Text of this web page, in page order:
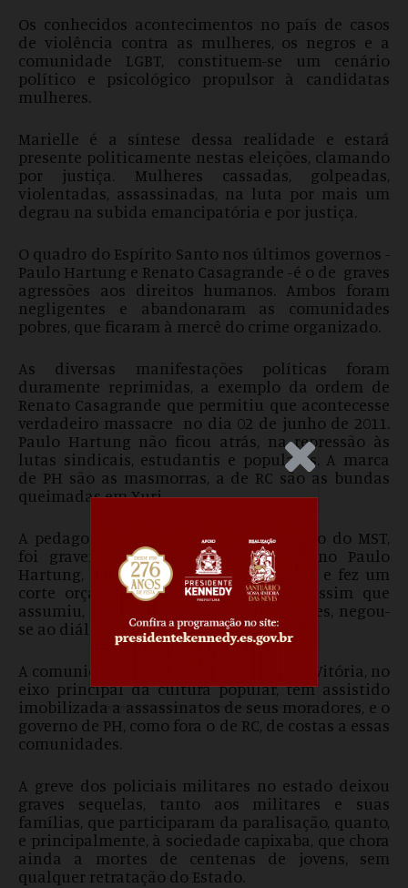
.Anúncio
Os conhecidos acontecimentos no país de casos
de violência contra as mulheres, os negros e a
comunidade LGBT, constituem-se um cenário
político e psicológico propulsor à candidatas
mulheres.
Marielle é a síntese dessa realidade e estará
presente politicamente nestas eleições, clamando
por justiça. Mulheres cassadas, golpeadas,
violentadas, assassinadas, na luta por mais um
degrau na subida emancipatória e por justiça.
O quadro do Espírito Santo nos últimos governos -
Paulo Hartung e Renato Casagrande -é o de graves
agressões aos direitos humanos. Ambos foram
negligentes e abandonaram as comunidades
pobres, que ficaram à mercê do crime organizado.
As diversas manifestações políticas foram
duramente reprimidas, a exemplo da ordem de
Renato Casagrande que permitiu que acontecesse
verdadeiro massacre no dia 02 de junho de 2011.
Paulo Hartung não ficou atrás, na repressão às
lutas sindicais, estudantis e populares. A marca
de PH são as masmorras, a de RC são as bundas
queimadas em Xuri.
A pedagogia da alternância, patrimônio do MST,
foi gravemente ameaçada pelo governo Paulo
Hartung, que fechou escolas do campo e fez um
corte orçamentário de R$2 milhões, assim que
assumiu, e, com é próprio de imperadores, negou-
se ao diálogo.
A comunidade da Piedade, no centro de Vitória, no
eixo principal da cultura popular, tem assistido
imobilizada a assassinatos de seus moradores, e o
governo de PH, como fora o de RC, de costas a essas
comunidades.
A greve dos policiais militares no estado deixou
graves sequelas, tanto aos militares e suas
famílias, que participaram da paralisação, quanto,
e principalmente, à sociedade capixaba, que chora
ainda a mortes de centenas de jovens, sem
qualquer retratação do Estado.